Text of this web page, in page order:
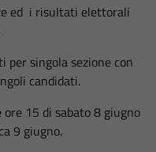
ed i risultati elettorali
singola sezione con
candidati.
15 di sabato 8 giugno
9 giugno.